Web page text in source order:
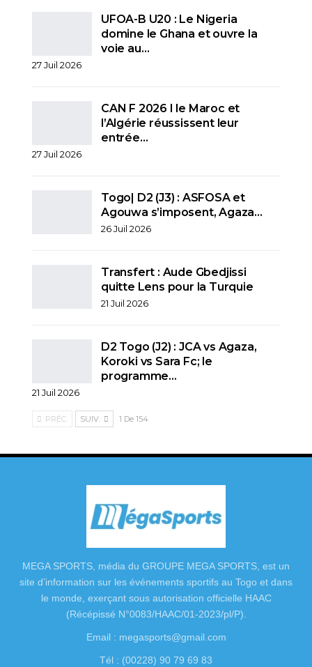
UFOA-B U20 : Le Nigeria
domine le Ghana et ouvre la
voie au…
27 Juil 2026
CAN F 2026 I le Maroc et
l’Algérie réussissent leur
entrée…
27 Juil 2026
Togo| D2 (J3) : ASFOSA et
Agouwa s’imposent, Agaza…
26 Juil 2026
Transfert : Aude Gbedjissi
quitte Lens pour la Turquie
21 Juil 2026
D2 Togo (J2) : JCA vs Agaza,
Koroki vs Sara Fc; le
programme…
21 Juil 2026
PRÉC. SUIV. 1 De 154
MEGA SPORTS, média du GROUPE MEGA SPORTS, est un
site d’information sur les événements sportifs au Togo et dans
le monde, exerçant sous autorisation officielle HAAC
(Récépissé N°0083/HAAC/01-2023/pl/P).
Email : megasports@gmail.com
Tél : (00228) 90 79 69 83